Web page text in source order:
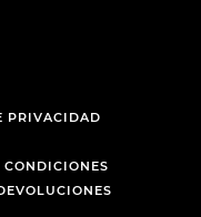
PRIVACIDAD